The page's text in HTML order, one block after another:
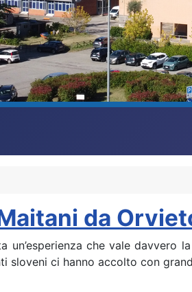
da
un’esperienza che vale
sloveni ci hanno accolto con